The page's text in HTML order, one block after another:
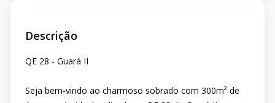
Descrição
QE 28 - Guará II
Seja bem-vindo ao charmoso sobrado com 300m² de